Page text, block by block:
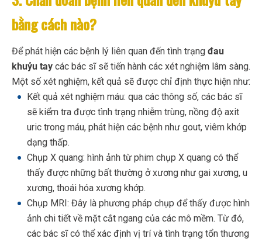
bằng cách nào?
Để phát hiện các bệnh lý liên quan đến tình trạng đau
khuỷu tay các bác sĩ sẽ tiến hành các xét nghiệm lâm sàng.
Một số xét nghiệm, kết quả sẽ được chỉ định thực hiện như:
Kết quả xét nghiệm máu: qua các thông số, các bác sĩ
sẽ kiểm tra được tình trạng nhiễm trùng, nồng độ axit
uric trong máu, phát hiện các bệnh như gout, viêm khớp
dạng thấp.
Chụp X quang: hình ảnh từ phim chụp X quang có thể
thấy được những bất thường ở xương như gai xương, u
xương, thoái hóa xương khớp.
Chụp MRI: Đây là phương pháp chụp để thấy được hình
ảnh chi tiết về mặt cắt ngang của các mô mềm. Từ đó,
các bác sĩ có thể xác định vị trí và tình trạng tổn thương